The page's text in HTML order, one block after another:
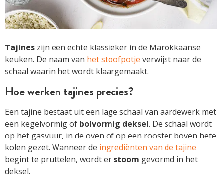
Tajines zijn een echte klassieker in de Marokkaanse
keuken. De naam van het stoofpotje verwijst naar de
schaal waarin het wordt klaargemaakt.
Hoe werken tajines precies?
Een tajine bestaat uit een lage schaal van aardewerk met
een kegelvormig of bolvormig deksel. De schaal wordt
op het gasvuur, in de oven of op een rooster boven hete
kolen gezet. Wanneer de ingrediënten van de tajine
begint te pruttelen, wordt er stoom gevormd in het
deksel.